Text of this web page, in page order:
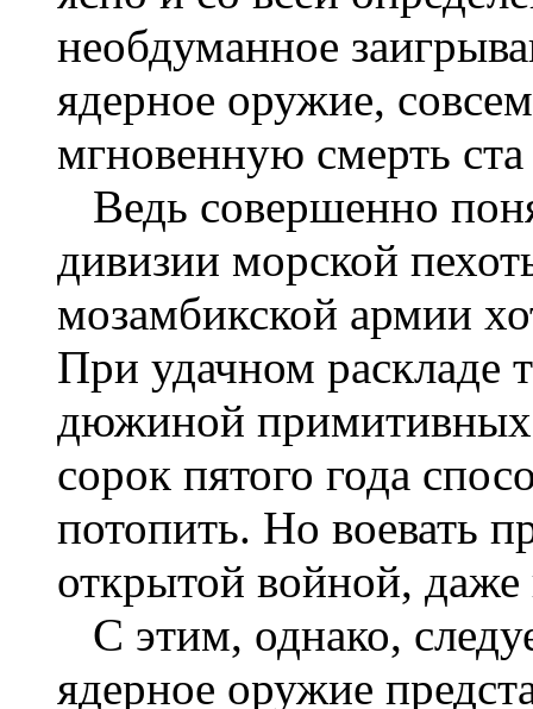
необдуманное
ядерное оружие,
мгновенную смерть
Ведь совершенно
дивизии морской
мозамбикской армии
При удачном раскладе
дюжиной примитивных
сорок пятого года
потопить. Но воевать
открытой войной,
С этим, однако,
ядерное оружие